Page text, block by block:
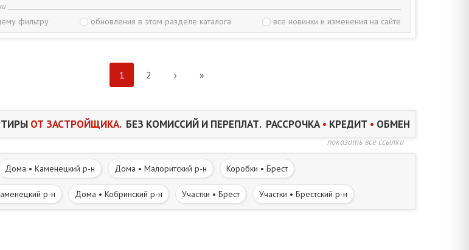
фильтру обновления в этом разделе каталога все новинки и изменения на сайте
1 2 › »
ОТ ЗАСТРОЙЩИКА.БЕЗ КОМИССИЙ И ПЕРЕПЛАТ. РАССРОЧКА • КРЕДИТ • ОБМЕН
показать все ссылки
Дома • Каменецкий р-н Дома • Малоритский р-н Коробки • Брест
р-н Дома • Кобринский р-н Участки • Брест Участки • Брестский р-н